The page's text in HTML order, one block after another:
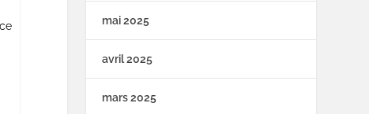
, ce
mai 2025
avril 2025
mars 2025